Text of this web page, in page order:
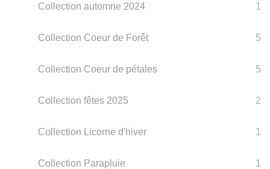
Collection automne 2024 1
Collection Coeur de Forêt 5
Collection Coeur de pétales 5
Collection fêtes 2025 2
Collection Licorne d'hiver 1
Collection Parapluie 1